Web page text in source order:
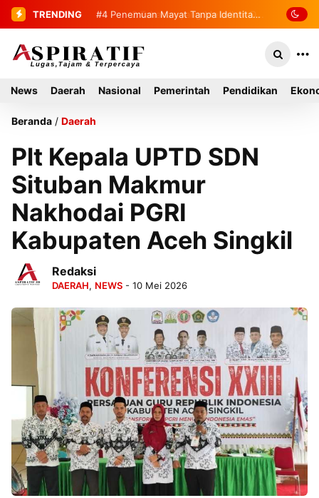
TRENDING #4 Penemuan Mayat Tanpa Identitas
Selatan
News Daerah Nasional Pemerintah Pendidikan
Beranda / Daerah
Plt Kepala UPTD SDN
Situban Makmur
Nakhodai PGRI
Kabupaten Aceh Singkil
Redaksi
DAERAH, NEWS - 10 Mei 2026